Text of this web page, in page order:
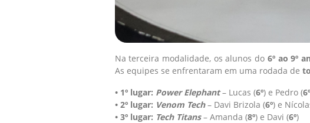
Na terceira modalidade, os alunos do 6º ao 9º
As equipes se enfrentaram em uma rodada de
• 1º lugar: Power Elephant– Lucas (6º) e Pedro (6º
• 2º lugar: Venom Tech– Davi Brizola (6º) e
• 3º lugar: Tech Titans– Amanda (8º) e Davi (6º)